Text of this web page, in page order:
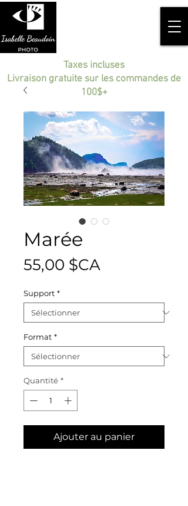
Taxes incluses
Livraison gratuite sur les commandes de
100$+
Marée
55,00 $CA
Support *
Format *
Quantité *
Ajouter au panier